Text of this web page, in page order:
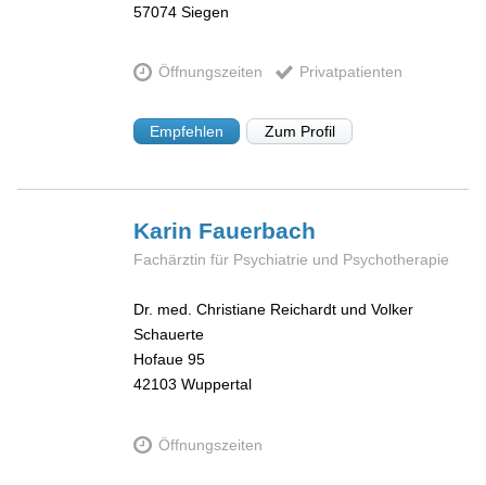
57074 Siegen
Öffnungszeiten Privatpatienten
Empfehlen Zum Profil
Karin Fauerbach
Fachärztin für Psychiatrie und Psychotherapie
Dr. med. Christiane Reichardt und Volker
Schauerte
Hofaue 95
42103 Wuppertal
Öffnungszeiten